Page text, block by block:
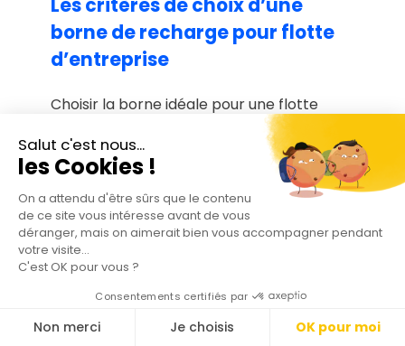
Salut c'est nous...
les Cookies !
On a attendu d'être sûrs que le contenu
de ce site vous intéresse avant de vous
déranger, mais on aimerait bien vous accompagner pendant
votre visite...
C'est OK pour vous ?
Consentements certifiés par
Non merci Je choisis OK pour moi
Les critères de choix d’une
borne de recharge pour flotte
d’entreprise
Choisir la borne idéale pour une flotte
d’entreprise de voitures électriques en
2026 ne se résume plus à une question de
puissance, mais de pilotage intelligent.
Avec l’augmentation du nombre de
véhicules électriques, la gestion de la
charge est devenue le nerf de la guerre
pour éviter de faire sauter le compteur (et
la facture d’abonnement électrique).